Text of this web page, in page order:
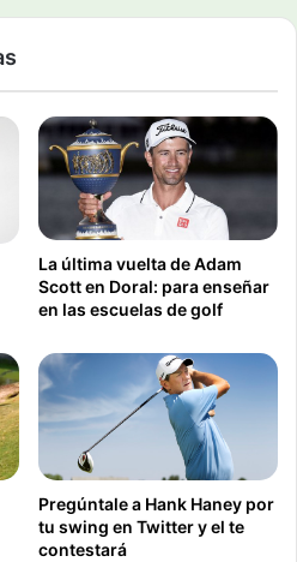
La última vuelta de Adam
Scott en Doral: para enseñar
en las escuelas de golf
Pregúntale a Hank Haney por
tu swing en Twitter y el te
contestará